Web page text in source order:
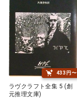
433円〜
ラヴクラフト全集 5 (創
元推理文庫)